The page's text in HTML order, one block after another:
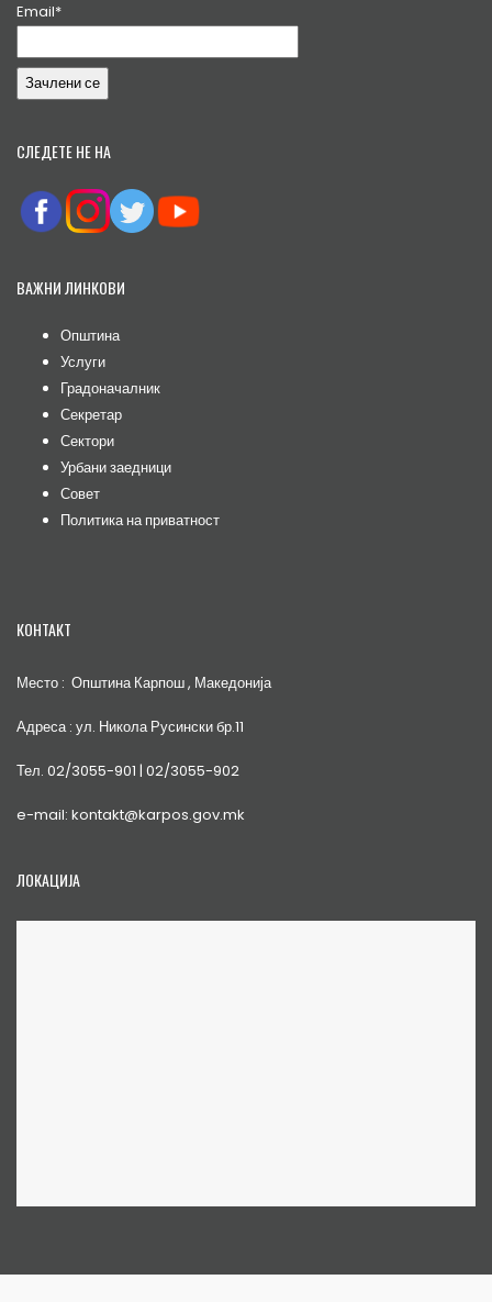
Email*
СЛЕДЕТЕ НЕ НА
ВАЖНИ ЛИНКОВИ
Општина
Услуги
Градоначалник
Секретар
Сектори
Урбани заедници
Совет
Политика на приватност
КОНТАКТ
Место : Општина Карпош , Македонија
Адреса : ул. Никола Русински бр.11
Тел. 02/3055-901 | 02/3055-902
e-mail: kontakt@karpos.gov.mk
ЛОКАЦИЈА